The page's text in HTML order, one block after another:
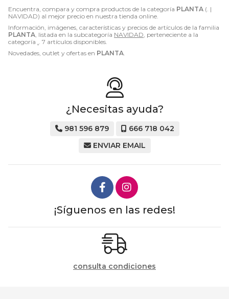
Encuentra, compara y compra productos de la categoría PLANTA (. |
NAVIDAD) al mejor precio en nuestra tienda online.
Información, imágenes, características y precios de artículos de la familia
PLANTA, listada en la subcategoría NAVIDAD, perteneciente a la
categoría .. 7 artículos disponibles.
Novedades, outlet y ofertas en PLANTA.
¿Necesitas ayuda?
981 596 879
666 718 042
ENVIAR EMAIL
¡Síguenos en las redes!
consulta condiciones